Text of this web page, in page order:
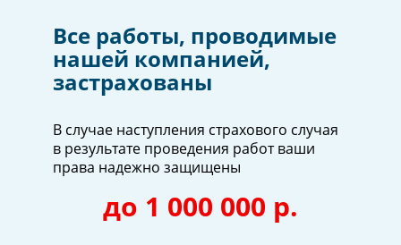
Все работы, проводимые
нашей компанией,
застрахованы
В случае наступления страхового случая
в результате проведения работ ваши
права надежно защищены
до 1 000 000 р.